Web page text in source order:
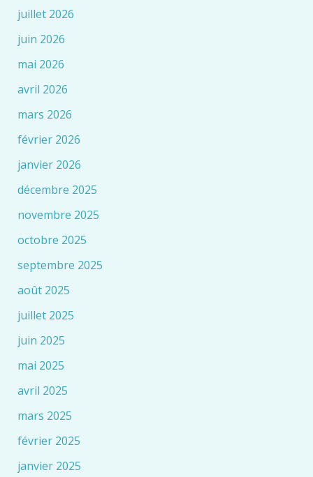
juillet 2026
juin 2026
mai 2026
avril 2026
mars 2026
février 2026
janvier 2026
décembre 2025
novembre 2025
octobre 2025
septembre 2025
août 2025
juillet 2025
juin 2025
mai 2025
avril 2025
mars 2025
février 2025
janvier 2025